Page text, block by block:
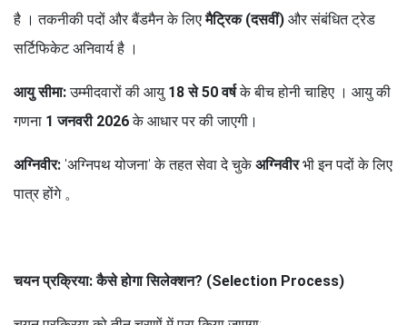
है । तकनीकी पदों और बैंडमैन के लिएमैट्रिक (दसवीं) और संबंधित ट्रेड
सर्टिफिकेट अनिवार्य है ।
आयु सीमा:उम्मीदवारों की आयु 18 से 50 वर्षके बीच होनी चाहिए । आयु की
गणना 1 जनवरी 2026के आधार पर की जाएगी।
अग्निवीर: 'अग्निपथ योजना' के तहत सेवा दे चुकेअग्निवीरभी इन पदों के लिए
पात्र होंगे 。
चयन प्रक्रिया: कैसे होगा सिलेक्शन? (Selection Process)